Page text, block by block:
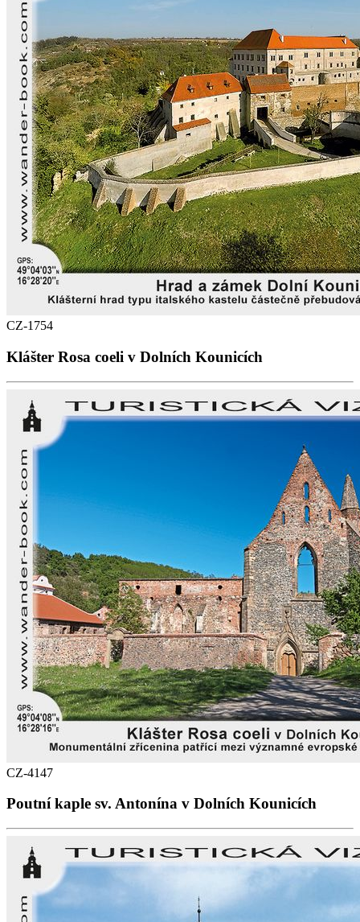
CZ-1754
Klášter Rosa coeli v Dolních Kounicích
CZ-4147
Poutní kaple sv. Antonína v Dolních Kounicích